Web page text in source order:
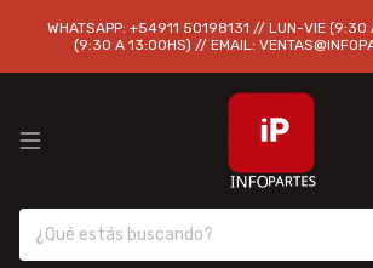
WHATSAPP: +54911 50198131 // LUN-VIE (9:30
(9:30 A 13:00HS) // EMAIL: